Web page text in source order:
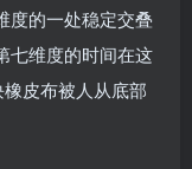
度的一处稳定交叠
维度的时间在这
皮布被人从底部